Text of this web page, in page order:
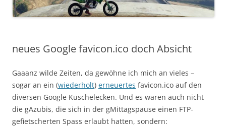
neues Google favicon.ico doch Absicht
Gaaanz wilde Zeiten, da gewöhne ich mich an vieles –
sogar an ein (wiederholt) erneuertes favicon.ico auf den
diversen Google Kuschelecken. Und es waren auch nicht
die gAzubis, die sich in der gMittagspause einen FTP-
gefietscherten Spass erlaubt hatten, sondern: